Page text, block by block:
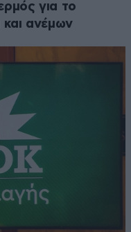
για το
και ανέμων